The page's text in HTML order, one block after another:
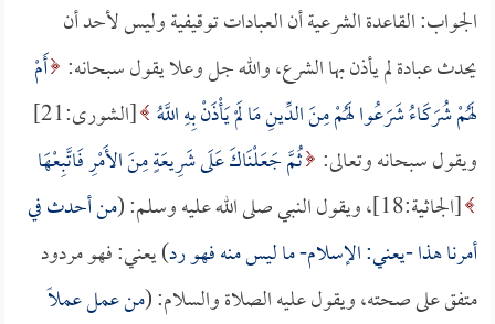
الجواب: القاعدة الشرعية أن العبادات توقيفية وليس لأحد أن
يحدث عبادة لم يأذن بها الشرع، والله جل وعلا يقول سبحانه: أَمْ
لَهُمْ شُرَكَاءُ شَرَعُوا لَهُمْ مِنَ الدِّينِ مَا لَمْ يَأْذَنْ بِهِ اللَّهُ
[الشورى:21]
ويقول سبحانه وتعالى: ثُمَّ جَعَلْنَاكَ عَلَى شَرِيعَةٍ مِنَ الأَمْرِ فَاتَّبِعْهَا
[الجاثية:18]، ويقول النبي صلى الله عليه وسلم: (
من أحدث في
أمرنا هذا -يعني: الإسلام- ما ليس منه فهو رد) يعني: فهو مردود
متفق على صحته، ويقول عليه الصلاة والسلام: (من عمل عملاً